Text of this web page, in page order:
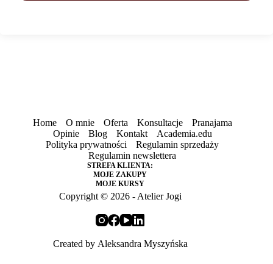
Home O mnie Oferta Konsultacje
Pranajama
Opinie
Blog Kontakt
Academia.edu
Polityka prywatności
Regulamin sprzedaży
Regulamin newslettera
STREFA KLIENTA:
MOJE ZAKUPY
MOJE KURSY
Copyright © 2026 - Atelier Jogi
Created by Aleksandra Myszyńska